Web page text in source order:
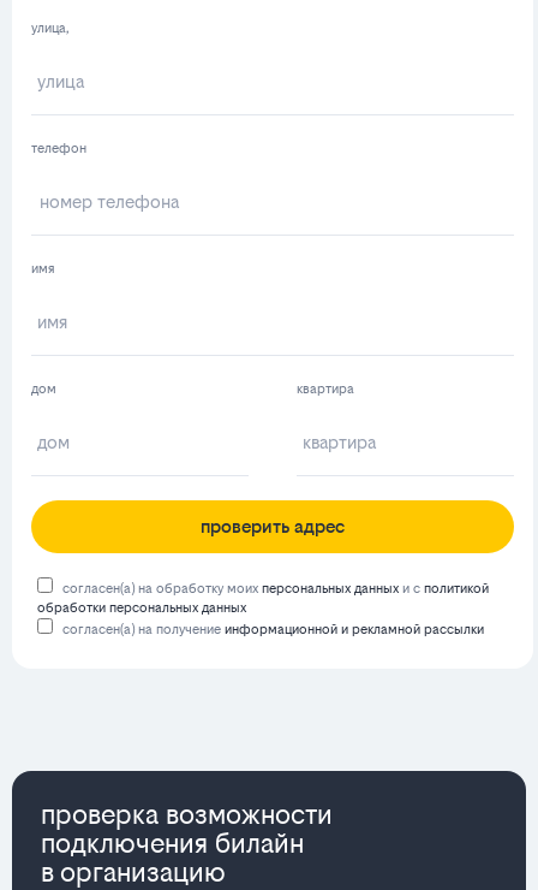
улица,
телефон
имя
дом квартира
проверить адрес
согласен(а) на обработку моих персональных данных и с политикой
обработки персональных данных
согласен(а) на получение информационной и рекламной рассылки
проверка возможности
подключения билайн
в организацию